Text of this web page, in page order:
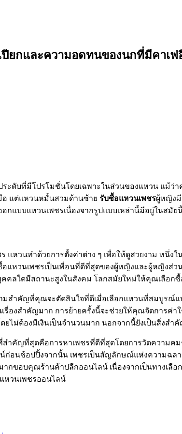
ปียกและความอดทนของนกที่มีคาเฟ
ระดับที่มีโปรโมชั่นโดยเฉพาะในส่วนของแหวน แม้
อ แต่แหวนหมั้นสวมด้านซ้าย รับซื้อแหวนเพชรผู้หญิงมี
กแบบแหวนเพชรเนื่องจากรูปแบบเหล่านี้มีอยู่ในสมัย
หวนทำด้วยการตั้งค่าต่าง ๆ เพื่อให้ดูสวยงาม หนึ่ง
แหวนเพชรเป็นเพื่อนที่ดีที่สุดของผู้หญิงและผู้หญิงส่
ลใดมีสถานะสูงในสังคม โลกสมัยใหม่ให้คุณเลือก
มสำคัญที่คุณจะตัดสินใจที่ดีเมื่อเลือกแหวนที่สมบูรณ์
องสำคัญมาก การย้ายครั้งนี้จะช่วยให้คุณจัดการค่
ไม่ต้องมีเงินเป็นจำนวนมาก นอกจากนี้ยังเป็นสิ่ง
ำคัญที่สุดคือการหาเพชรที่ดีที่สุดโดยการวัดความค
นช้อปปิ้งจากนั้น เพชรเป็นสัญลักษณ์แห่งความฉลา
กขอบคุณร้านค้าปลีกออนไลน์ เนื่องจากเป็นทางเลื
หวนเพชรออนไลน์